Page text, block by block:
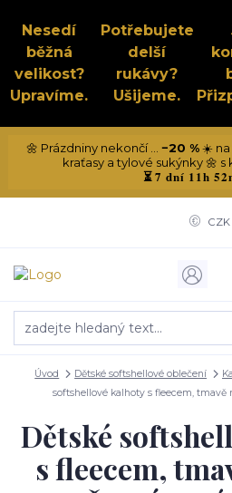
Nesedí
běžná
velikost?
Upravíme.
Potřebujete
delší
rukávy?
Ušijeme.
🌼 Prázdniny nekončí ... −20 %☀️ na
kraťasy a tylové sukýnky 🌼 s
⏳7 dní 11h
CZK
Úvod Dětské softshellové oblečení
softshellové kalhoty s fleecem, tmavě
Dětské
s fleecem,